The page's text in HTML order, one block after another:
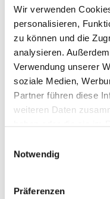
Wir verwenden
personalisieren,
zu können und die
analysieren.
Verwendung unserer
soziale Medien,
Partner führen diese
weiteren Daten
Notwendig
Präferenzen
ALLE GREBENHAIN
Geschlossen - öffnet
WEIHRICH
GARTENGERÄTE
+4960442983
weihrich-forst-